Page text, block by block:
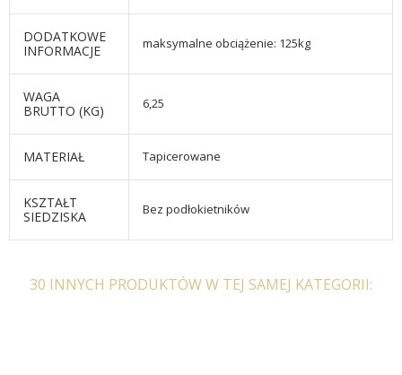
DODATKOWE
INFORMACJE
maksymalne obciążenie: 125kg
WAGA
BRUTTO (KG)
6,25
MATERIAŁ Tapicerowane
KSZTAŁT
SIEDZISKA
Bez podłokietników
30 INNYCH PRODUKTÓW W TEJ SAMEJ KATEGORII: